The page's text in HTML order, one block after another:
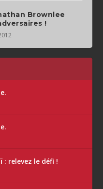
Brownlee
!
: relevez le défi !